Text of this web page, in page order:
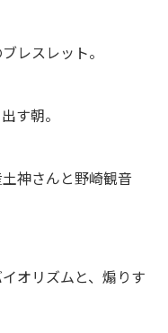
レスレット。
す朝。
神さんと野崎観音
オリズムと、煽りす